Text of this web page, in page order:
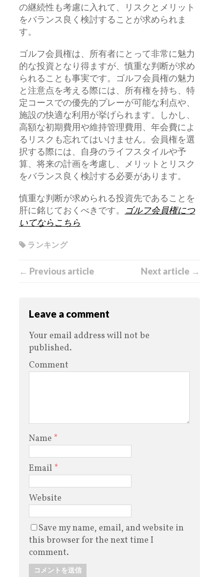
の継続性も考慮に入れて、リスクとメリット
をバランス良く検討することが求められま
す。
ゴルフ会員権は、所有者にとって非常に魅力
的な投資となり得ますが、慎重な判断が求め
られることも事実です。ゴルフ会員権の魅力
と注意点を考える際には、所有権を持ち、特
定コースでの優先的プレーが可能な利点や、
施設の快適な利用が挙げられます。しかし、
高額な初期費用や維持管理費用、年会費によ
るリスクも忘れてはいけません。会員権を選
択する際には、自身のライフスタイルや予
算、将来の計画を考慮し、メリットとリスク
をバランス良く検討する必要があります。
慎重な判断が求められる投資先であることを
肝に銘じておくべきです。 ゴルフ会員権につ
いてならこちら
ランキング
← Previous article Next article →
Leave a comment
Your email address will not be
published.
Comment
Name *
Email *
Website
Save my name, email, and website in
this browser for the next time I
comment.